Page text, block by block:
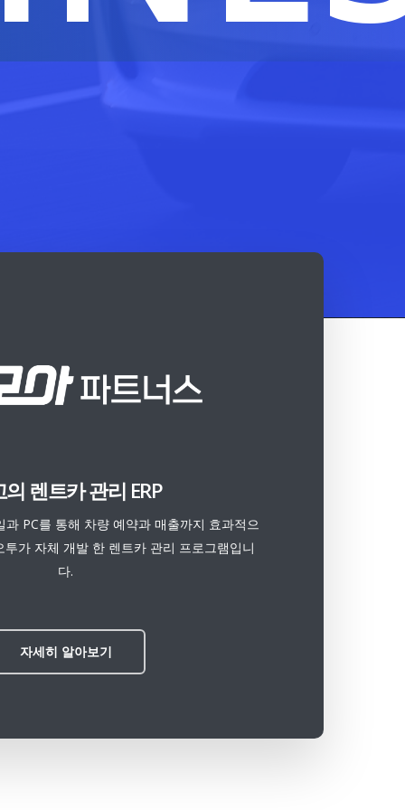
렌트카 관리 ERP
PC를 통해 차량 예약과 매출까지 효과적으
가 자체 개발 한 렌트카 관리 프로그램입니
다.
자세히 알아보기